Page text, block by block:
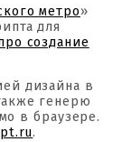
метро»
для
создание
дизайна в
генерю
в браузере.
.